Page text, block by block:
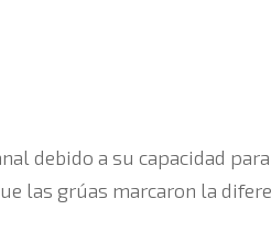
debido a su capacidad
las grúas marcaron la